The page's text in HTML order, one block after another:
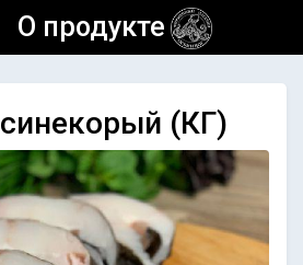
О продукте
(КГ)